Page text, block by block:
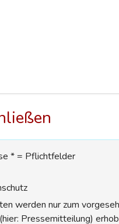
* = Pflichtfelder
werden nur zum
Pressemitteilung)